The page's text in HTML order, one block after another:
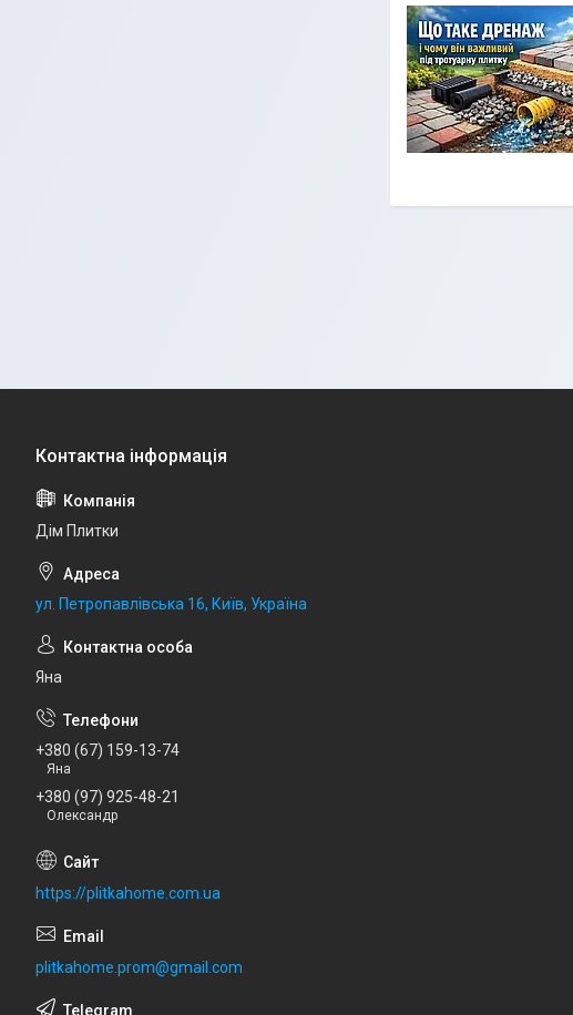
Дім Плитки
ул. Петропавлівська 16, Київ, Україна
Яна
+380 (67) 159-13-74
Яна
+380 (97) 925-48-21
Олександр
https://plitkahome.com.ua
plitkahome.prom@gmail.com